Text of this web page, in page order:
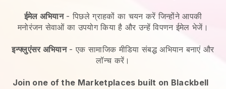
ईमेल अभियान-पिछले ग्राहकों का चयन करें जिन्होंने आपकी
मनोरंजन सेवाओं का उपयोग किया है और उन्हें विपणन ईमेल भेजें।
इन्फ्लुएंसर अभियान- एक सामाजिक मीडिया संबद्ध अभियान बनाएं और
लॉन्च करें।
Join one of the Marketplaces built on Blackbell